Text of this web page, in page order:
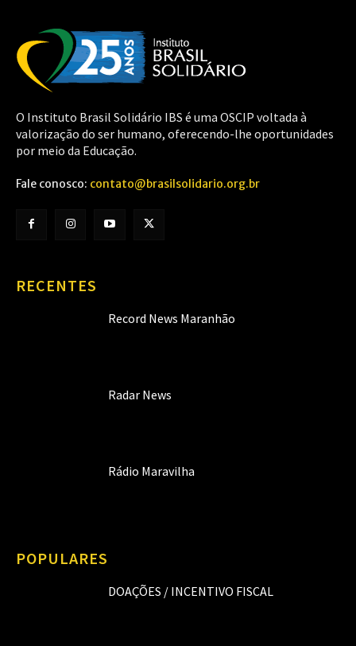
O Instituto Brasil Solidário IBS é uma OSCIP voltada à
valorização do ser humano, oferecendo-lhe oportunidades
por meio da Educação.
Fale conosco: contato@brasilsolidario.org.br
RECENTES
Record News Maranhão
Radar News
Rádio Maravilha
POPULARES
DOAÇÕES / INCENTIVO FISCAL